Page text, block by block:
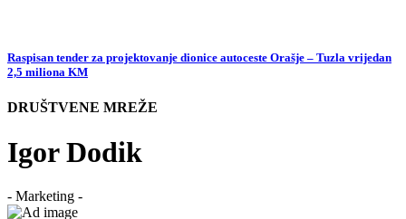
Raspisan tender za projektovanje dionice autoceste Orašje – Tuzla vrijedan
2,5 miliona KM
DRUŠTVENE MREŽE
Igor Dodik
- Marketing -